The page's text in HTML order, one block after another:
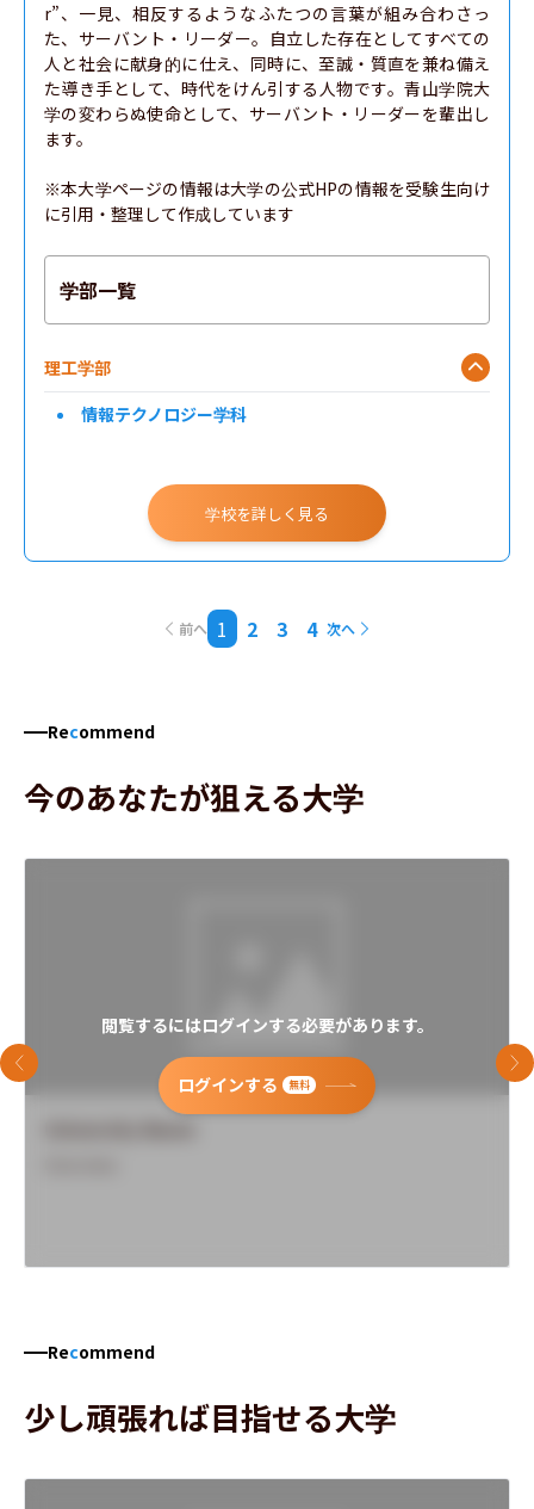
r”、一見、相反するようなふたつの言葉が組み合わさっ
た、サーバント・リーダー。自立した存在としてすべての
人と社会に献身的に仕え、同時に、至誠・質直を兼ね備え
た導き手として、時代をけん引する人物です。青山学院大
学の変わらぬ使命として、サーバント・リーダーを輩出し
ます。
※本大学ページの情報は大学の公式HPの情報を受験生向け
に引用・整理して作成しています
学部一覧
理工学部
情報テクノロジー学科
学校を詳しく見る
前へ 1 2 3 4 次へ
Recommend
今のあなたが狙える大学
閲覧するにはログインする必要があります。
ログインする 無料
前のスライド 次
Recommend
少し頑張れば目指せる大学